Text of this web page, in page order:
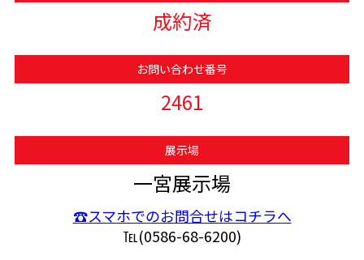
成約済
お問い合わせ番号
2461
展示場
一宮展示場
☎スマホでのお問合せはコチラへ
℡(0586-68-6200)